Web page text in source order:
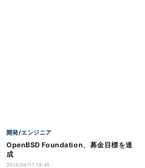
開発/エンジニア
OpenBSD Foundation、募金目標を達
成
2014/04/11 18:45